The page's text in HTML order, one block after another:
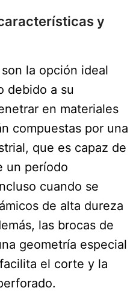
y
la opción ideal
debido a su
en materiales
compuestas por una
que es capaz de
un período
cuando se
de alta dureza
las brocas de
geometría especial
el corte y la